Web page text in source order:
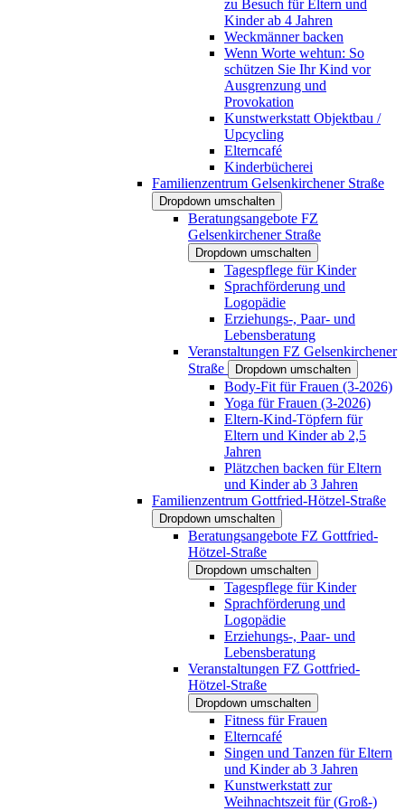
zu Besuch für Eltern und
Kinder ab 4 Jahren
Weckmänner backen
Wenn Worte wehtun: So
schützen Sie Ihr Kind vor
Ausgrenzung und
Provokation
Kunstwerkstatt Objektbau /
Upcycling
Elterncafé
Kinderbücherei
Familienzentrum Gelsenkirchener Straße
Dropdown umschalten
Beratungsangebote FZ
Gelsenkirchener Straße
Dropdown umschalten
Tagespflege für Kinder
Sprachförderung und
Logopädie
Erziehungs-, Paar- und
Lebensberatung
Veranstaltungen FZ Gelsenkirchener
Straße
Dropdown umschalten
Body-Fit für Frauen (3-2026)
Yoga für Frauen (3-2026)
Eltern-Kind-Töpfern für
Eltern und Kinder ab 2,5
Jahren
Plätzchen backen für Eltern
und Kinder ab 3 Jahren
Familienzentrum Gottfried-Hötzel-Straße
Dropdown umschalten
Beratungsangebote FZ Gottfried-
Hötzel-Straße
Dropdown umschalten
Tagespflege für Kinder
Sprachförderung und
Logopädie
Erziehungs-, Paar- und
Lebensberatung
Veranstaltungen FZ Gottfried-
Hötzel-Straße
Dropdown umschalten
Fitness für Frauen
Elterncafé
Singen und Tanzen für Eltern
und Kinder ab 3 Jahren
Kunstwerkstatt zur
Weihnachtszeit für (Groß-)